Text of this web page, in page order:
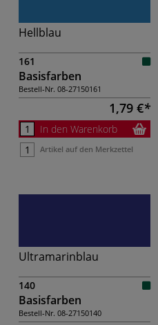
Hellblau
161
Basisfarben
Bestell-Nr. 08-27150161
1,79 €
In den Warenkorb
Artikel auf den Merkzettel
Ultramarinblau
140
Basisfarben
Bestell-Nr. 08-27150140